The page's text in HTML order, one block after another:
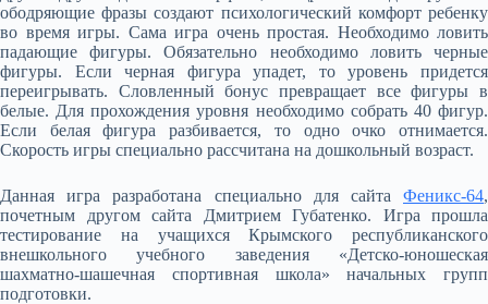
ободряющие фразы создают психологический комфорт ребенку
во время игры. Сама игра очень простая. Необходимо ловить
падающие фигуры. Обязательно необходимо ловить черные
фигуры. Если черная фигура упадет, то уровень придется
переигрывать. Словленный бонус превращает все фигуры в
белые. Для прохождения уровня необходимо собрать 40 фигур.
Если белая фигура разбивается, то одно очко отнимается.
Скорость игры специально рассчитана на дошкольный возраст.
Данная игра разработана специально для сайта Феникс-64,
почетным другом сайта Дмитрием Губатенко. Игра прошла
тестирование на учащихся Крымского республиканского
внешкольного учебного заведения «Детско-юношеская
шахматно-шашечная спортивная школа» начальных групп
подготовки.